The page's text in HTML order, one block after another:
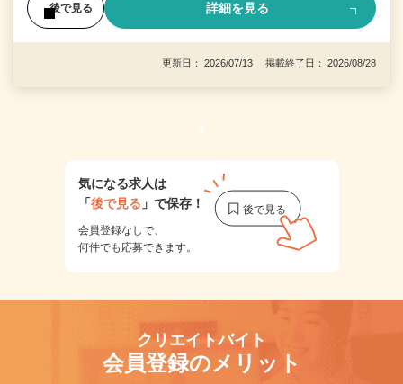
後で見る 詳細を見る
更新日： 2026/07/13 掲載終了日： 2026/08/28
1
気になる求人は
「後で見る 」で保存！
会員登録なしで、
何件でも応募できます。
クリエイトバイト
会員登録のメリット